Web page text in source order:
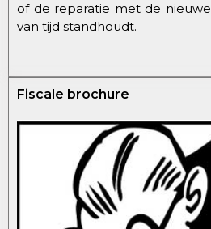
of de reparatie met de
van tijd standhoudt.
Fiscale brochure